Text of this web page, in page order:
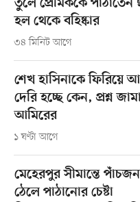
তুলে প্রেমিককে পাঠাতেন
হল থেকে বহিষ্কার
৩৪ মিনিট আগে
শেখ হাসিনাকে ফিরিয়ে
দেরি হচ্ছে কেন, প্রশ্ন
আমিরের
১ ঘণ্টা আগে
মেহেরপুর সীমান্তে
ঠেলে পাঠানোর চেষ্টা